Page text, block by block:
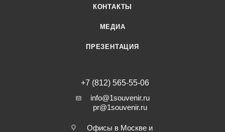
КОНТАКТЫ
МЕДИА
ПРЕЗЕНТАЦИЯ
+7 (812) 565-55-06
info@1souvenir.ru
pr@1souvenir.ru
Офисы в Москве и